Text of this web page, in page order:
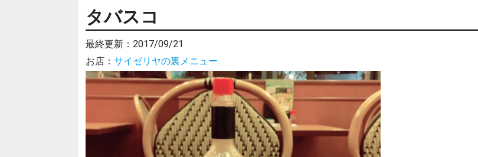
タバスコ
最終更新： 2017/09/21
お店： サイゼリヤの裏メニュー